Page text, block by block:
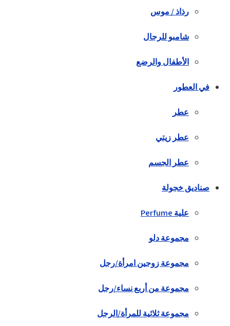
رذاذ / موس
شامبو للرجال
الأطفال والرضع
في العطور
عطر
عطر زيتي
عطر الجسم
صناديق خجولة
علية Perfume
مجموعة دلو
مجموعة زوجين امرأة/رجل
مجموعة من أربع نساء/رجل
مجموعة ثلاثية للمرأة/الرجل